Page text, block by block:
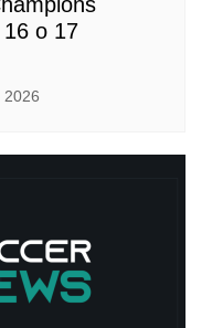
o 17
2026